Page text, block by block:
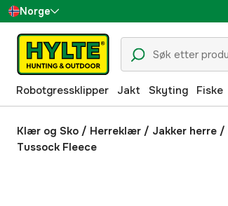
Norge
Sverige
Danmark
Suomi
Deutschland
Robotgressklipper Jakt Skyting Fiske
Klær og Sko / Herreklær / Jakker herre /
Tussock Fleece